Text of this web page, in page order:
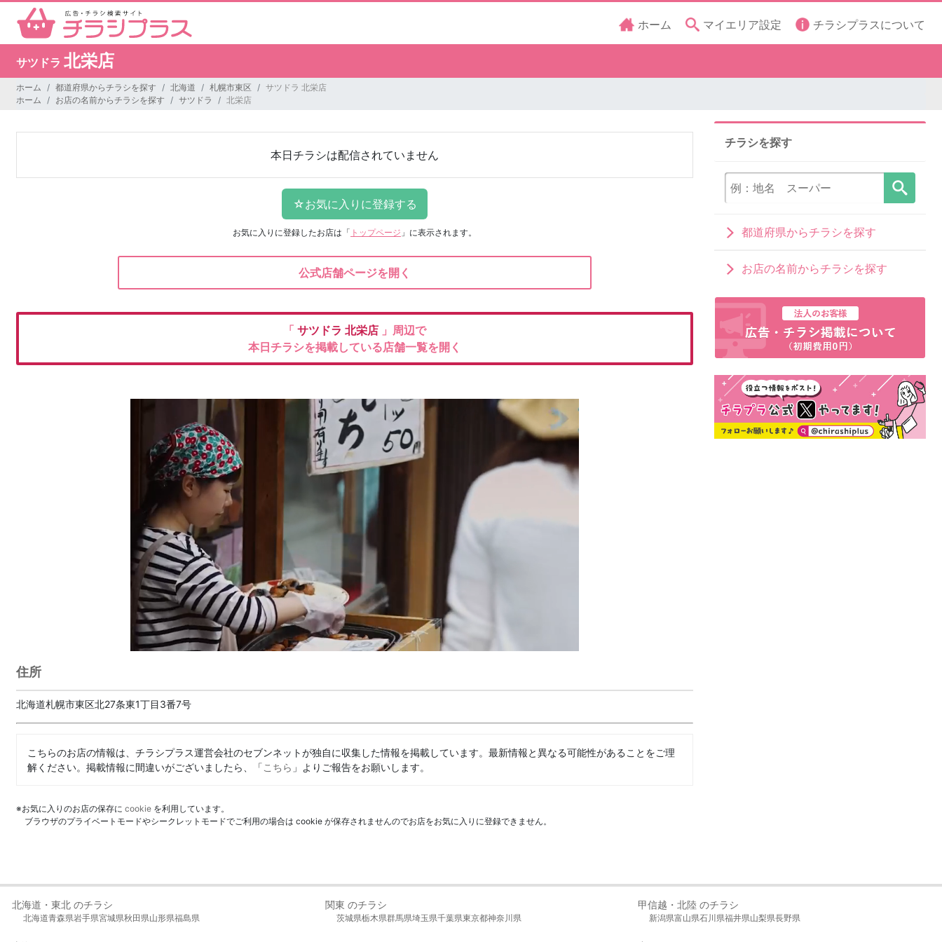
ホーム マイエリア設定 チラシプラスについて
サツドラ 北栄店
ホーム 都道府県からチラシを探す 北海道 札幌市東区
サツドラ 北栄店
ホーム
お店の名前からチラシを探す サツドラ 北栄店
本日チラシは配信されていません
お気に入りに登録したお店は 「 トップページ 」に表示されます。
公式店舗ページを開く
「 サツドラ 北栄店 」周辺で
本日チラシを掲載している店舗一覧を開く
住所
北海道札幌市東区北27条東1丁目3番7号
こちらのお店の情報は、チラシプラス運営会社のセブンネットが独自に収集した情報を掲載しています。最新情報と異なる可能性があることをご理
解ください。掲載情報に間違いがございましたら、「こちら 」よりご報告をお願いします。
※お気に入りのお店の保存に cookie を利用しています。
ブラウザのプライベートモードやシークレットモードでご利用の場合は cookie が保存されませんのでお店をお気に入りに登録できません。
チラシを探す
都道府県からチラシを探す
お店の名前からチラシを探す
北海道・東北 のチラシ
北海道青森県岩手県宮城県秋田県山形県福島県
関東 のチラシ
茨城県栃木県群馬県埼玉県千葉県東京都神奈川県
甲信越・北陸 のチラシ
新潟県富山県石川県福井県山梨県長野県